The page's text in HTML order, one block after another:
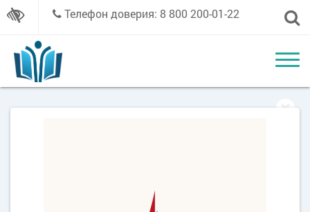
Телефон доверия: 8 800 200-01-22